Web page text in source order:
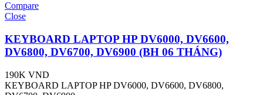
Compare
Close
KEYBOARD LAPTOP HP DV6000, DV6600,
DV6800, DV6700, DV6900 (BH 06 THÁNG)
190K VND
KEYBOARD LAPTOP HP DV6000, DV6600, DV6800,